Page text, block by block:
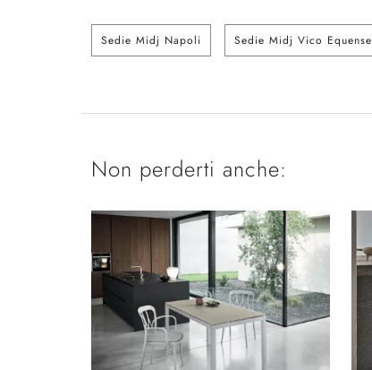
Sedie Midj Napoli Sedie Midj Vico Equense
Non perderti anche: